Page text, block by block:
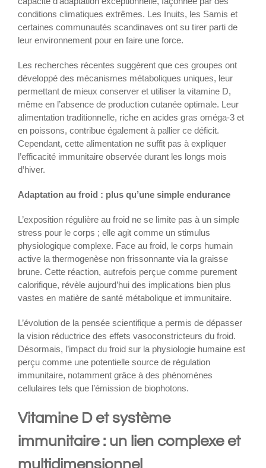
conditions climatiques extrêmes. Les Inuits, les Samis et
certaines communautés scandinaves ont su tirer parti de
leur environnement pour en faire une force.
Les recherches récentes suggèrent que ces groupes ont
développé des mécanismes métaboliques uniques, leur
permettant de mieux conserver et utiliser la vitamine D,
même en l’absence de production cutanée optimale. Leur
alimentation traditionnelle, riche en acides gras oméga-3 et
en poissons, contribue également à pallier ce déficit.
Cependant, cette alimentation ne suffit pas à expliquer
l’efficacité immunitaire observée durant les longs mois
d’hiver.
Adaptation au froid : plus qu’une simple endurance
L’exposition régulière au froid ne se limite pas à un simple
stress pour le corps ; elle agit comme un stimulus
physiologique complexe. Face au froid, le corps humain
active la thermogenèse non frissonnante via la graisse
brune. Cette réaction, autrefois perçue comme purement
calorifique, révèle aujourd’hui des implications bien plus
vastes en matière de santé métabolique et immunitaire.
L’évolution de la pensée scientifique a permis de dépasser
la vision réductrice des effets vasoconstricteurs du froid.
Désormais, l’impact du froid sur la physiologie humaine est
perçu comme une potentielle source de régulation
immunitaire, notamment grâce à des phénomènes
cellulaires tels que l’émission de biophotons.
Vitamine D et système
immunitaire : un lien complexe et
multidimensionnel